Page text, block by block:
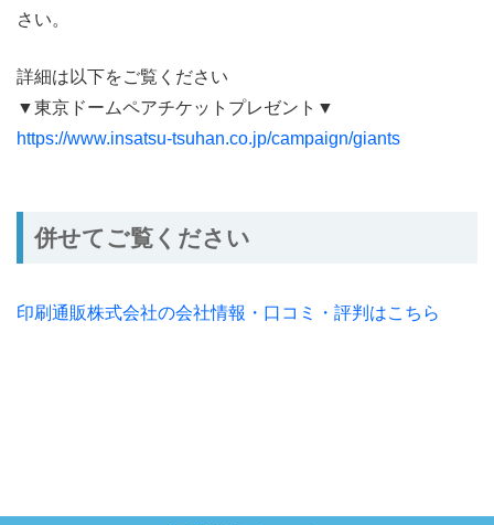
さい。
詳細は以下をご覧ください
▼東京ドームペアチケットプレゼント▼
https://www.insatsu-tsuhan.co.jp/campaign/giants
併せてご覧ください
印刷通販株式会社の会社情報・口コミ・評判はこちら